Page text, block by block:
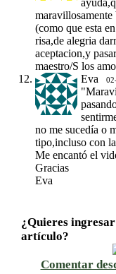
maravillosamente
(como que esta
risa,de alegria
aceptacion,y
maestro/S los
Eva
no me sucedía o
tipo,incluso con
Me encantó el
Gracias
Eva
¿Quieres
artículo?
Comentar